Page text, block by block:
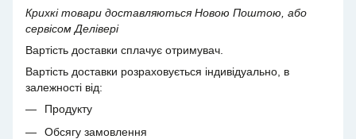
Крихкі товари доставляються Новою Поштою, або
сервісом Делівері
Вартість доставки сплачує отримувач.
Вартість доставки розраховується індивідуально, в
залежності від:
Продукту
Обсягу замовлення